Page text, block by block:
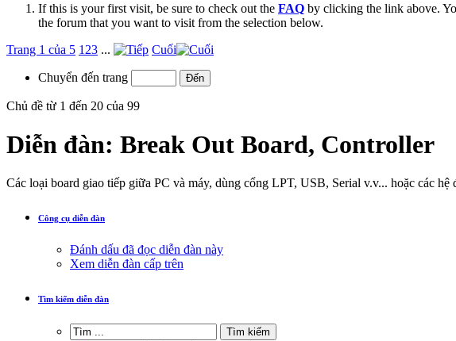
If this is your first visit, be sure to check out the FAQ by clicking the link above.
the forum that you want to visit from the selection below.
Trang 1 của 5 1 23 ... Cuối
Chuyển đến trang
Chủ đề từ 1 đến 20 của 99
Diễn đàn: Break Out Board, Controller
Các loại board giao tiếp giữa PC và máy, dùng cổng LPT, USB, Serial v.v... hoặc các hệ
Công cụ diễn đàn
Đánh dấu đã đọc diễn đàn này
Xem diễn đàn cấp trên
Tìm kiếm diễn đàn